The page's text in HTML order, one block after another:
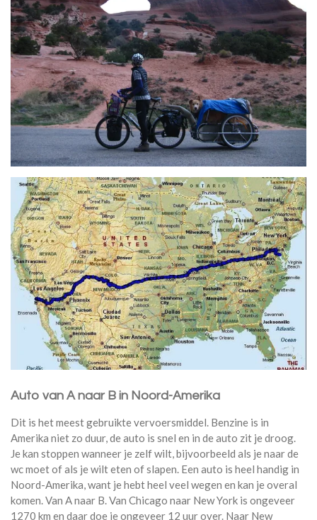
Auto van A naar B in Noord-Amerika
Dit is het meest gebruikte vervoersmiddel. Benzine is in
Amerika niet zo duur, de auto is snel en in de auto zit je droog.
Je kan stoppen wanneer je zelf wilt, bijvoorbeeld als je naar de
wc moet of als je wilt eten of slapen. Een auto is heel handig in
Noord-Amerika, want je hebt heel veel wegen en kan je overal
komen. Van A naar B. Van Chicago naar New York is ongeveer
1270 km en daar doe je ongeveer 12 uur over. Naar New